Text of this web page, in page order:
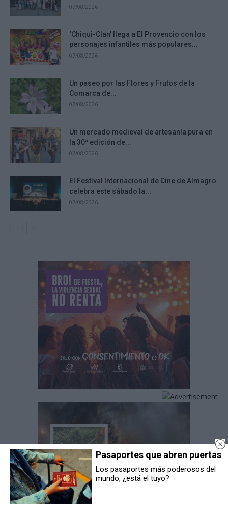
07/08/2026
‘Chiqui-Clan’ llega a El Provencio con los
personajes infantiles más populares...
07/08/2026
Un paseo por las Flores y Frutos de la
Comarca de...
07/08/2026
Un mercado medieval de artesanía pura en
la 30ª edición de...
07/08/2026
El Festival Internacional de Cine de Almagro
celebra este sábado la...
07/08/2026
Pasaportes que abren puertas
Los pasaportes más poderosos del
mundo, ¿está el tuyo?